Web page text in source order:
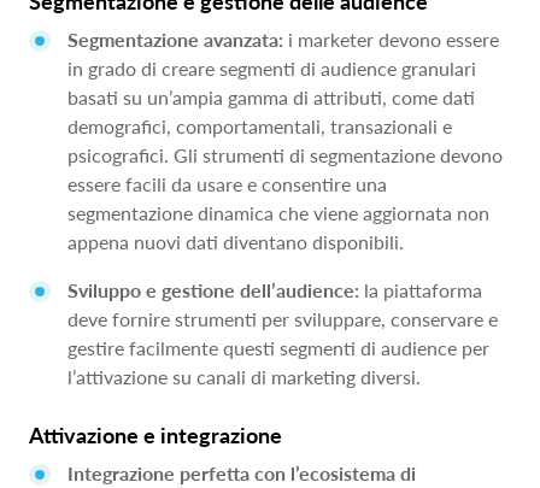
Segmentazione avanzata: i marketer devono essere
in grado di creare segmenti di audience granulari
basati su un’ampia gamma di attributi, come dati
demografici, comportamentali, transazionali e
psicografici. Gli strumenti di segmentazione devono
essere facili da usare e consentire una
segmentazione dinamica che viene aggiornata non
appena nuovi dati diventano disponibili.
Sviluppo e gestione dell’audience: la piattaforma
deve fornire strumenti per sviluppare, conservare e
gestire facilmente questi segmenti di audience per
l’attivazione su canali di marketing diversi.
Attivazione e integrazione
Integrazione perfetta con l’ecosistema di